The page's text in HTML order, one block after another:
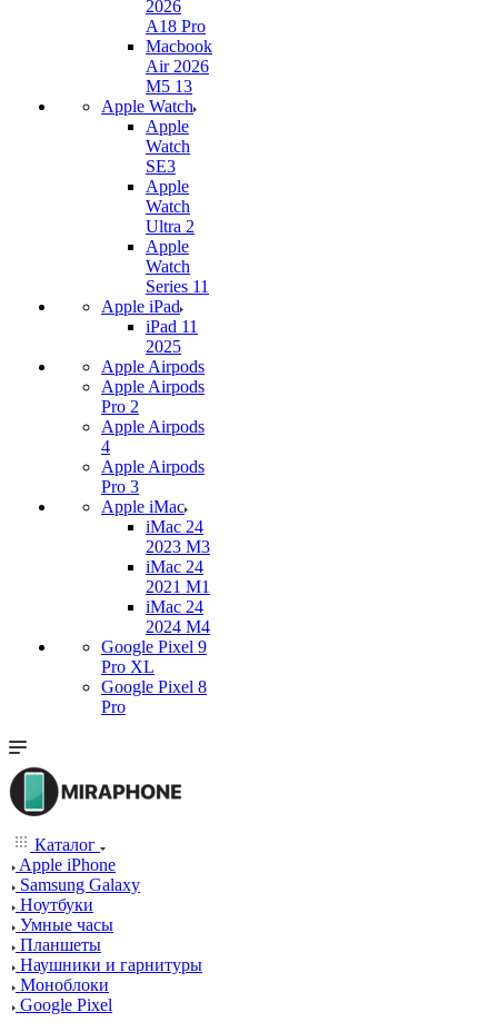
2026
A18 Pro
Macbook
Air 2026
M5 13
Apple Watch
Apple
Watch
SE3
Apple
Watch
Ultra 2
Apple
Watch
Series 11
Apple iPad
iPad 11
2025
Apple Airpods
Apple Airpods
Pro 2
Apple Airpods
4
Apple Airpods
Pro 3
Apple iMac
iMac 24
2023 M3
iMac 24
2021 M1
iMac 24
2024 M4
Google Pixel 9
Pro XL
Google Pixel 8
Pro
Каталог
Apple iPhone
Samsung Galaxy
Ноутбуки
Умные часы
Планшеты
Наушники и гарнитуры
Моноблоки
Google Pixel